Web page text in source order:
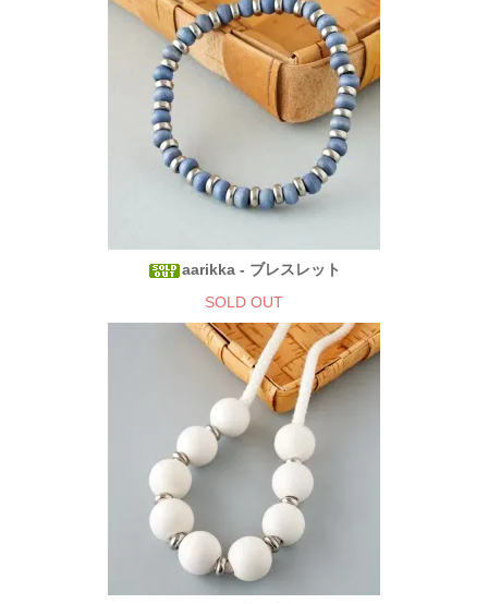
aarikka - ブレスレット
SOLD OUT